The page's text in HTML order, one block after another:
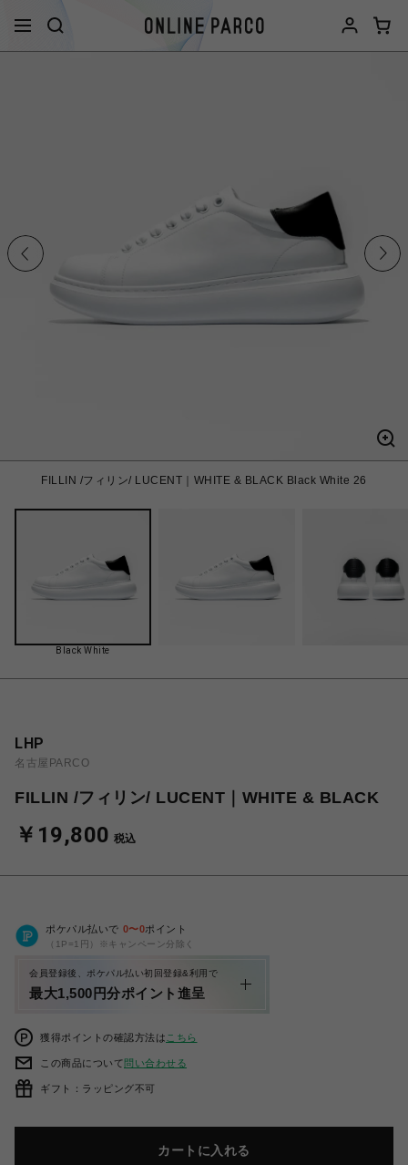
FILLIN /フィリン/ LUCENT｜WHITE & BLACK Black White 26
Black White
LHP
名古屋PARCO
FILLIN /フィリン/ LUCENT｜WHITE & BLACK
￥19,800 税込
ポケパル払いで 0〜0ポイント
（1P=1円）※キャンペーン分除く
会員登録後、ポケパル払い初回登録&利用で
最大1,500円分ポイント進呈
獲得ポイントの確認方法は こちら
この商品について問い合わせる
ギフト：ラッピング不可
カートに入れる